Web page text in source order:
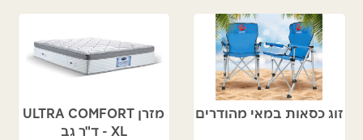
זוג כסאות במאי מהודרים
מזרן ULTRA COMFORT
XL - ד"ר גב